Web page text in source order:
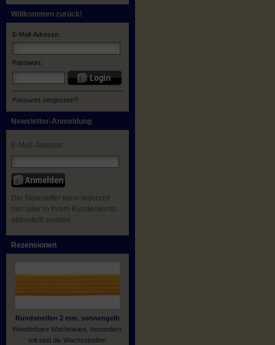
Willkommen zurück!
E-Mail-Adresse:
Passwort:
Passwort vergessen?
Newsletter-Anmeldung
E-Mail-Adresse:
Der Newsletter kann jederzeit
hier oder in Ihrem Kundenkonto
abbestellt werden.
Rezensionen
Rundstreifen 2 mm, sonnengelb
Wunderbare Wachsware, besonders
toll sind die Wachsstreifen